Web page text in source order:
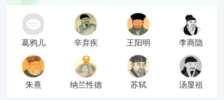
葛鸦儿 辛弃疾 王阳明 李商隐
朱熹 纳兰性德 苏轼 汤显祖